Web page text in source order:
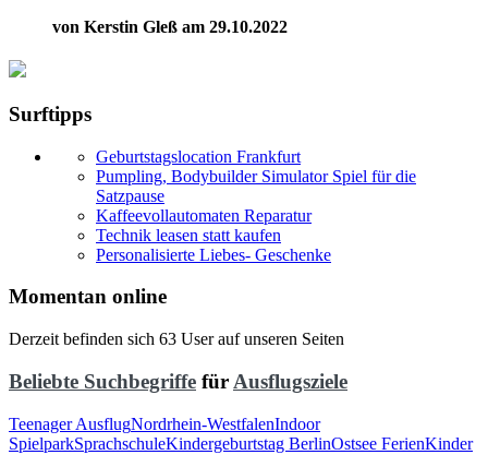
von Kerstin Gleß am 29.10.2022
Surftipps
Geburtstagslocation Frankfurt
Pumpling, Bodybuilder Simulator Spiel für die
Satzpause
Kaffeevollautomaten Reparatur
Technik leasen statt kaufen
Personalisierte Liebes- Geschenke
Momentan online
Derzeit befinden sich 63 User auf unseren Seiten
Beliebte Suchbegriffe für Ausflugsziele
Teenager AusflugNordrhein-WestfalenIndoor
SpielparkSprachschuleKindergeburtstag BerlinOstsee FerienKinder